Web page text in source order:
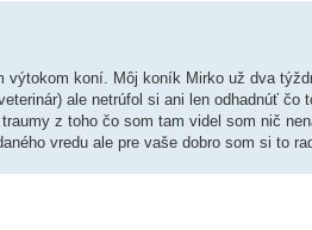
koní. Môj koník Mirko už dva
ale netrúfol si ani len odhadnúť čo
z toho čo som tam videl som nič
vredu ale pre vaše dobro som si to